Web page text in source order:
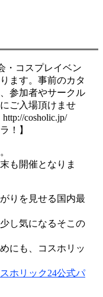
・コスプレイベン
ます。事前のカタ
参加者やサークル
ご入場頂けませ
cosholic.jp/
！】
も開催となりま
りを見せる国内最
し気になるそこの
にも、コスホリッ
ホリック24公式パ